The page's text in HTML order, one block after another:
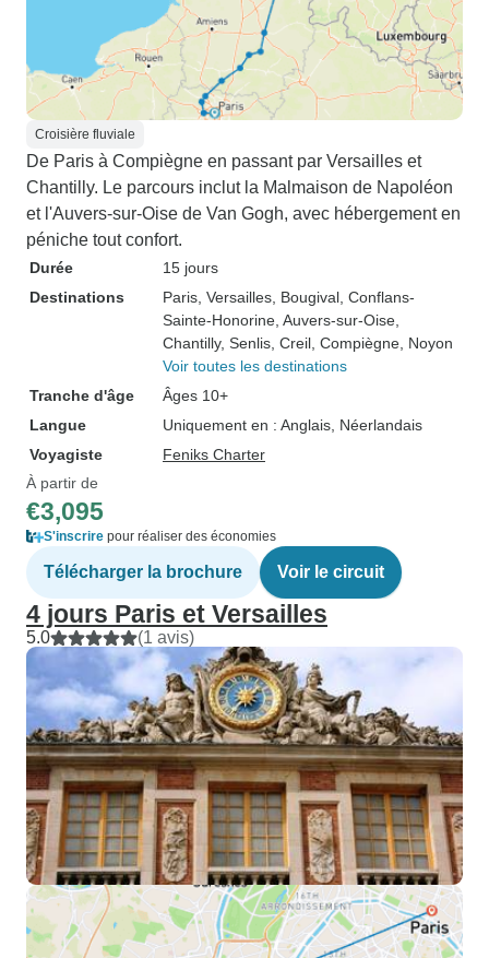
Croisière fluviale
De Paris à Compiègne en passant par Versailles et
Chantilly. Le parcours inclut la Malmaison de Napoléon
et l'Auvers-sur-Oise de Van Gogh, avec hébergement en
péniche tout confort.
Durée
15 jours
Destinations
Paris , Versailles , Bougival , Conflans-
Sainte-Honorine , Auvers-sur-Oise
Chantilly, Senlis , Creil , Compiègne , Noyon
Voir toutes les destinations
Tranche d'âge
Âges 10+
Langue
Uniquement en : Anglais, Néerlandais
Voyagiste
Feniks Charter
À partir de
€3,095
S'inscrire pour réaliser des économies
Télécharger la brochure Voir le circuit
4 jours Paris et Versailles
5.0 (1 avis)